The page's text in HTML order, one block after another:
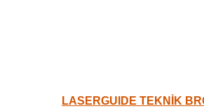
LASERGUIDE TEKNİK